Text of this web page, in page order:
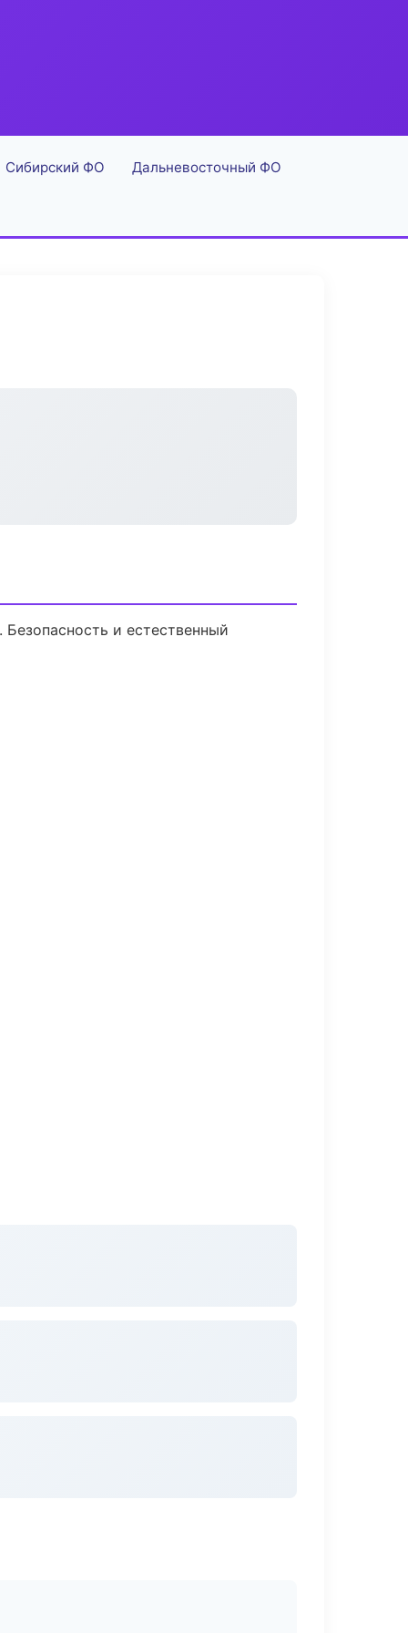
Сибирский ФО Дальневосточный ФО
и естественный